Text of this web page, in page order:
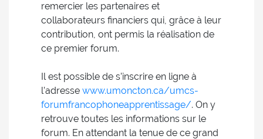
remercier les partenaires et
collaborateurs financiers qui, grâce à leur
contribution, ont permis la réalisation de
ce premier forum.
Il est possible de s’inscrire en ligne à
l’adresse www.umoncton.ca/umcs-
forumfrancophoneapprentissage/. On y
retrouve toutes les informations sur le
forum. En attendant la tenue de ce grand